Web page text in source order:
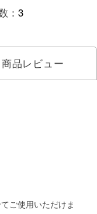
： 3
商品レビュー
ご使用いただけま